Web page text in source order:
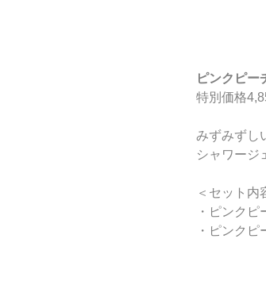
ピンクピー
特別価格
みずみずし
シャワージ
＜セット内
・ピンク
・ピンク